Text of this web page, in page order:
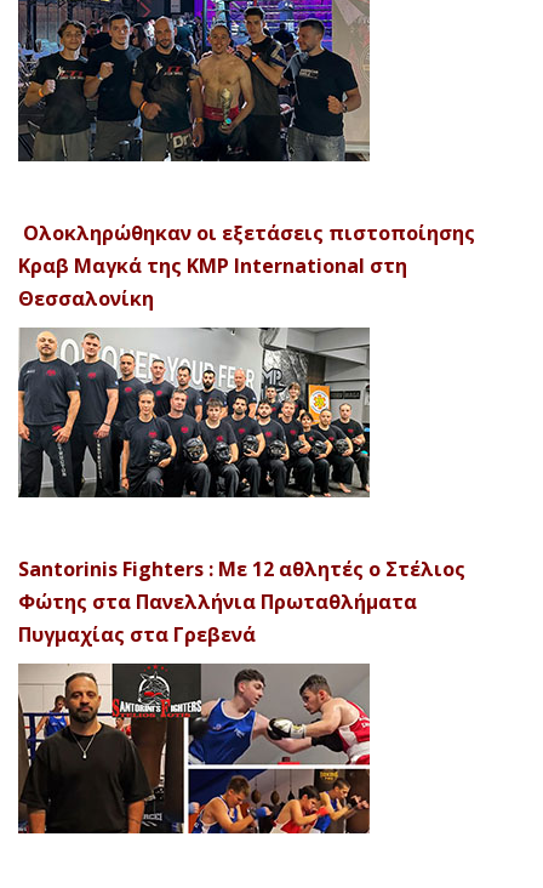
Ολοκληρώθηκαν οι εξετάσεις πιστοποίησης
Κραβ Μαγκά της KMP International στη
Θεσσαλονίκη
Santorinis Fighters : Με 12 αθλητές ο Στέλιος
Φώτης στα Πανελλήνια Πρωταθλήματα
Πυγμαχίας στα Γρεβενά